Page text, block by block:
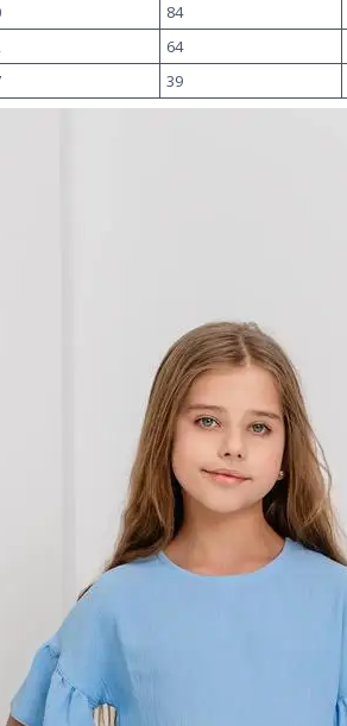
84
64
39